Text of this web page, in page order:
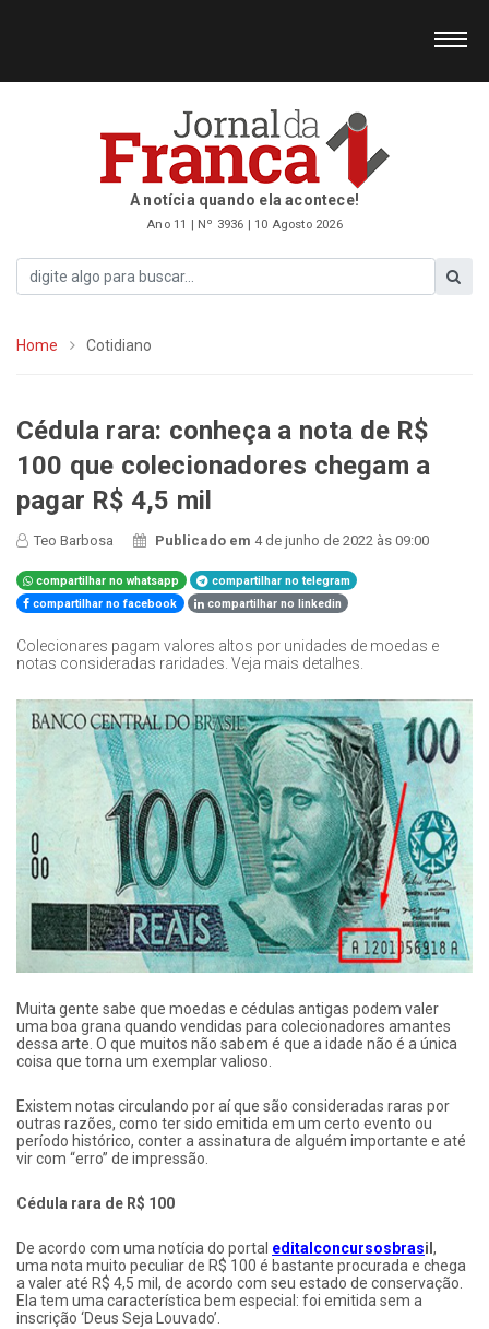
A notícia quando ela acontece!
Ano 11 | Nº 3936 | 10 Agosto 2026
Home Cotidiano
Cédula rara: conheça a nota de R$
100 que colecionadores chegam a
pagar R$ 4,5 mil
Teo Barbosa Publicado em 4 de junho de 2022 às 09:00
compartilhar no whatsapp
compartilhar no telegram
compartilhar no facebook
compartilhar no linkedin
Colecionares pagam valores altos por unidades de moedas e
notas consideradas raridades. Veja mais detalhes.
Muita gente sabe que moedas e cédulas antigas podem valer
uma boa grana quando vendidas para colecionadores amantes
dessa arte. O que muitos não sabem é que a idade não é a única
coisa que torna um exemplar valioso.
Existem notas circulando por aí que são consideradas raras por
outras razões, como ter sido emitida em um certo evento ou
período histórico, conter a assinatura de alguém importante e até
vir com “erro” de impressão.
Cédula rara de R$ 100
De acordo com uma notícia do portal editalconcursosbrasil ,
uma nota muito peculiar de R$ 100 é bastante procurada e chega
a valer até R$ 4,5 mil, de acordo com seu estado de conservação.
Ela tem uma característica bem especial: foi emitida sem a
inscrição ‘Deus Seja Louvado’.